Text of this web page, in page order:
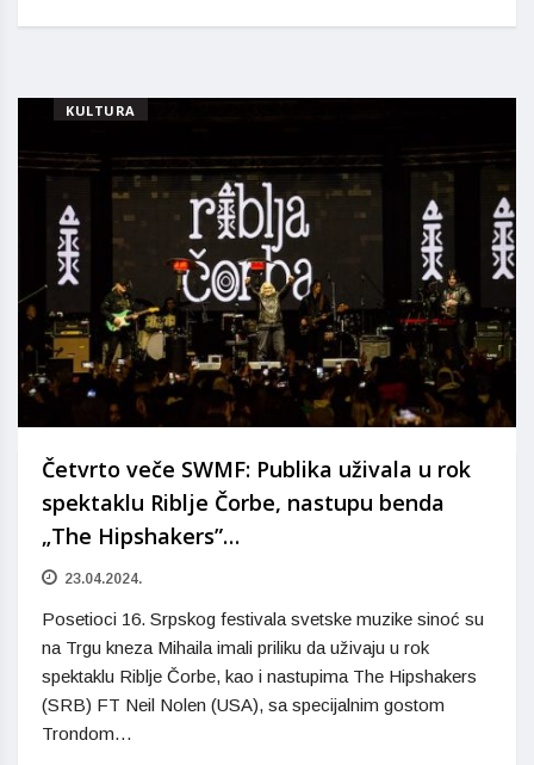
KULTURA
Četvrto veče SWMF: Publika uživala u rok
spektaklu Riblje Čorbe, nastupu benda
„The Hipshakers”…
23.04.2024.
Posetioci 16. Srpskog festivala svetske muzike sinoć su
na Trgu kneza Mihaila imali priliku da uživaju u rok
spektaklu Riblje Čorbe, kao i nastupima The Hipshakers
(SRB) FT Neil Nolen (USA), sa specijalnim gostom
Trondom…